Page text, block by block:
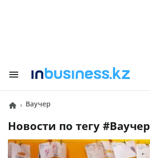
Ваучер
Новости по тегу # Ваучер